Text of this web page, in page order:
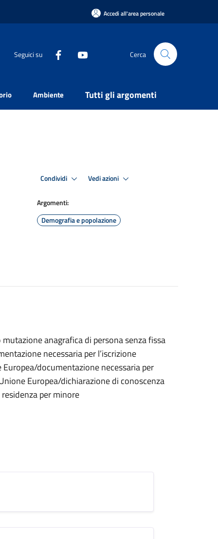
Accedi all'area personale
Seguici su Cerca
Ambiente Tutti gli argomenti
Condividi Vedi azioni
Argomenti:
Demografia e popolazione
anagrafica di persona senza fissa
necessaria per l’iscrizione
documentazione necessaria per
Europea/dichiarazione di conoscenza
per minore